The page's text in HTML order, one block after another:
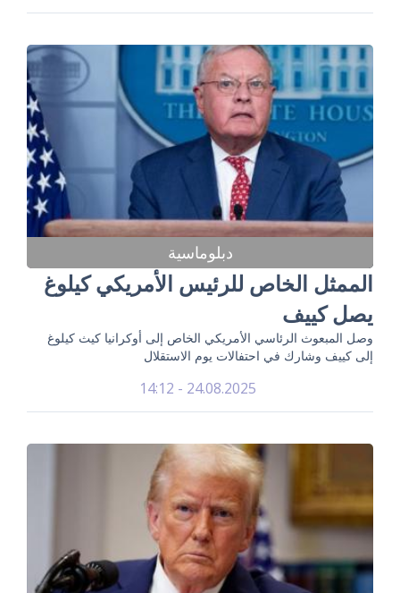
دبلوماسية
الممثل الخاص للرئيس الأمريكي كيلوغ
يصل كييف
وصل المبعوث الرئاسي الأمريكي الخاص إلى أوكرانيا كيث كيلوغ
إلى كييف وشارك في احتفالات يوم الاستقلال
24.08.2025 - 14:12